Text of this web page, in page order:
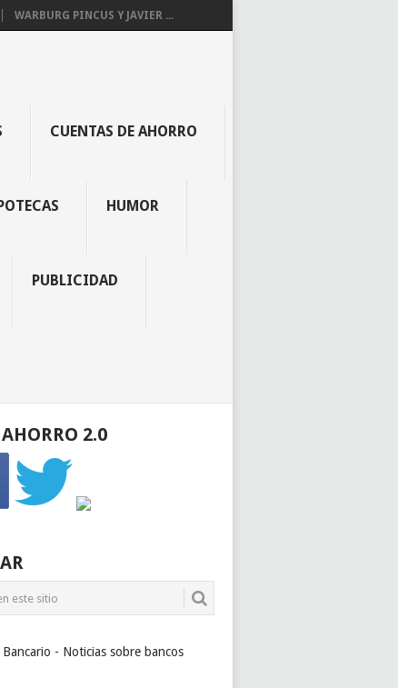
WARBURG PINCUS Y JAVIER ...
CUENTAS DE AHORRO
HUMOR
PUBLICIDAD
2.0
- Noticias sobre bancos